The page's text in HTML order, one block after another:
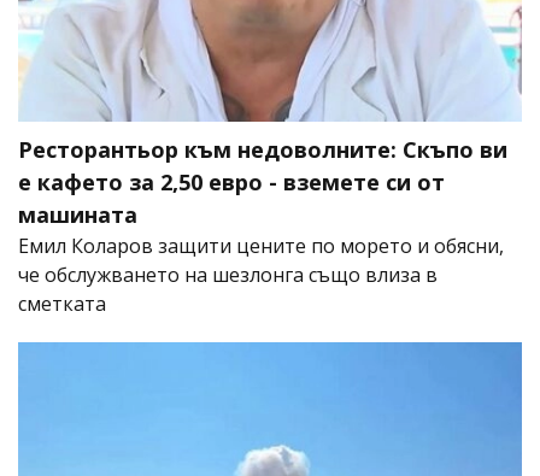
Ресторантьор към недоволните: Скъпо ви
е кафето за 2,50 евро - вземете си от
машината
Емил Коларов защити цените по морето и обясни,
че обслужването на шезлонга също влиза в
сметката